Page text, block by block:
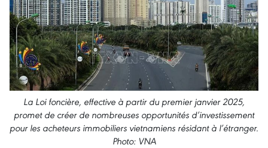
La Loi foncière, effective à partir du premier janvier 2025,
promet de créer de nombreuses opportunités d’investissement
pour les acheteurs immobiliers vietnamiens résidant à l’étranger.
Photo: VNA